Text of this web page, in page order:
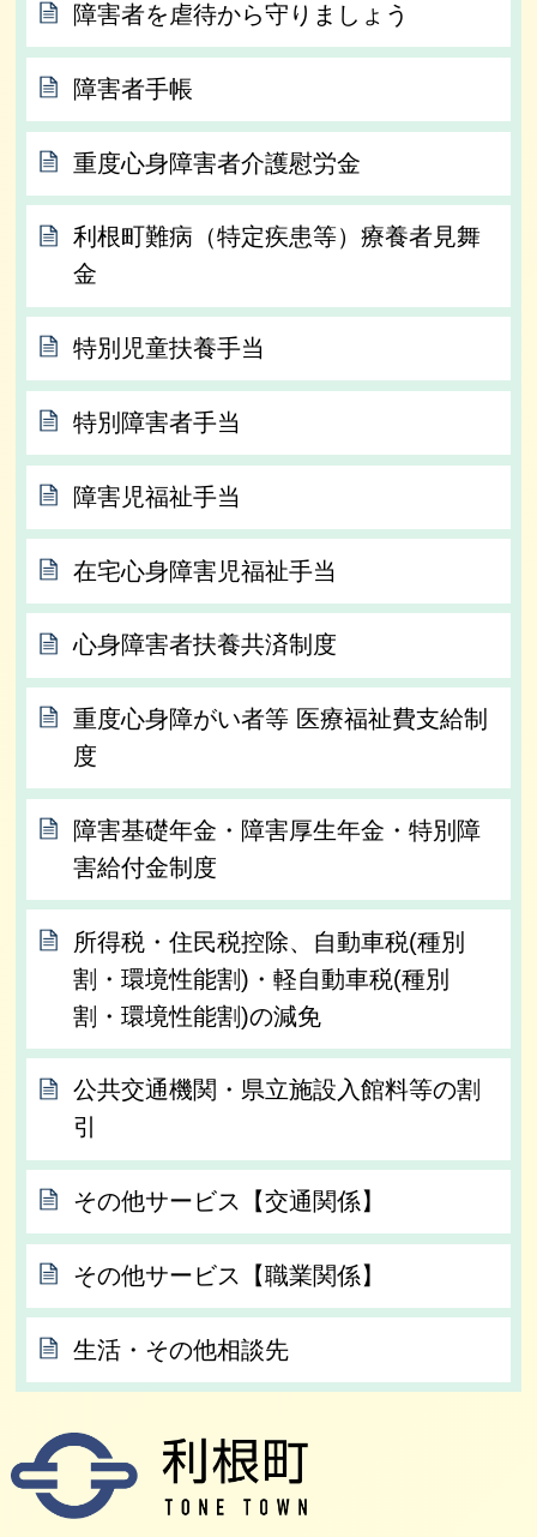
障害者を虐待から守りましょう
障害者手帳
重度心身障害者介護慰労金
利根町難病（特定疾患等）療養者見舞
金
特別児童扶養手当
特別障害者手当
障害児福祉手当
在宅心身障害児福祉手当
心身障害者扶養共済制度
重度心身障がい者等 医療福祉費支給制
度
障害基礎年金・障害厚生年金・特別障
害給付金制度
所得税・住民税控除、自動車税(種別
割・環境性能割)・軽自動車税(種別
割・環境性能割)の減免
公共交通機関・県立施設入館料等の割
引
その他サービス【交通関係】
その他サービス【職業関係】
生活・その他相談先